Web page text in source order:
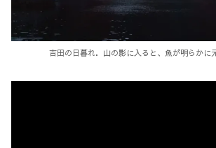
吉田の日暮れ．山の影に入ると、魚が明らかに